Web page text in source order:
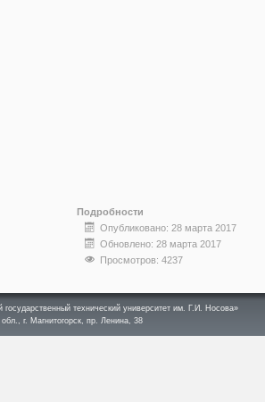
Подробности
Опубликовано: 28 марта 2017
Обновлено: 28 марта 2017
Просмотров: 4237
технический университет им. Г.И. Носова»
г. Магнитогорск, пр. Ленина, 38